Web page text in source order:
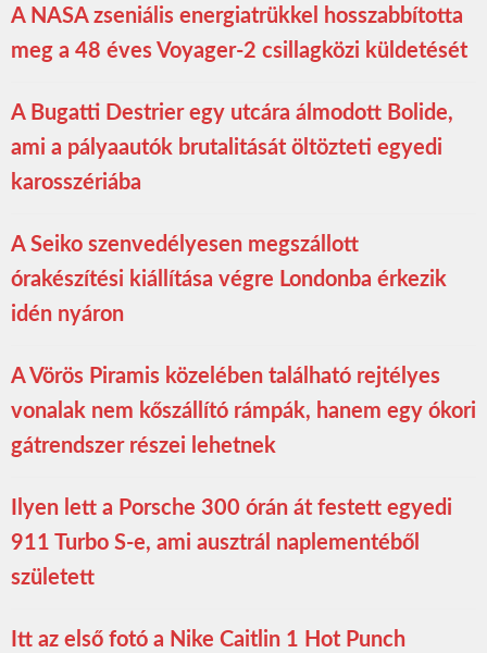
A NASA zseniális energiatrükkel hosszabbította
meg a 48 éves Voyager-2 csillagközi küldetését
A Bugatti Destrier egy utcára álmodott Bolide,
ami a pályaautók brutalitását öltözteti egyedi
karosszériába
A Seiko szenvedélyesen megszállott
órakészítési kiállítása végre Londonba érkezik
idén nyáron
A Vörös Piramis közelében található rejtélyes
vonalak nem kőszállító rámpák, hanem egy ókori
gátrendszer részei lehetnek
Ilyen lett a Porsche 300 órán át festett egyedi
911 Turbo S-e, ami ausztrál naplementéből
született
Itt az első fotó a Nike Caitlin 1 Hot Punch